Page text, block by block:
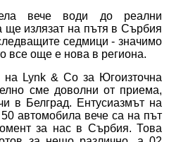
вече води до реални
ще излязат на пътя в Сърбия
седмици - значимо
все още е нова в региона.
Lynk & Co за Югоизточна
сме доволни от приема,
в Белград. Ентусиазмът на
50 автомобила вече са на път
за нас в Сърбия. Това